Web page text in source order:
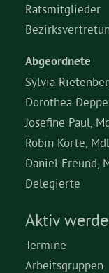
Ratsmitglieder
Abgeordnete
Sylvia
Dorothea
Josefine Paul,
Robin Korte, MdL
Daniel Freund,
Delegierte
Aktiv
Termine
Arbeitsgruppen